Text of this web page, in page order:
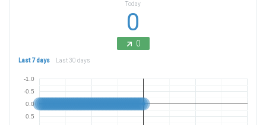
Today
0
0
Last 7 days Last 30 days
-1.0
-0.5
0.0
0.5